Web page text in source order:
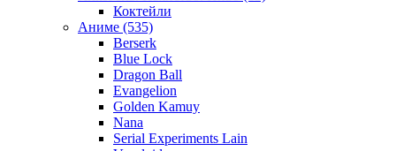
Коктейли
Аниме (535)
Berserk
Blue Lock
Dragon Ball
Evangelion
Golden Kamuy
Nana
Serial Experiments Lain